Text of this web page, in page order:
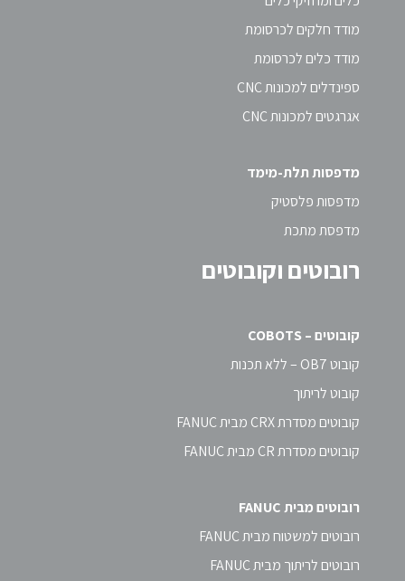
מודד חלקים לכרסומת
מודד כלים לכרסומת
ספינדלים למכונות CNC
אגרגטים למכונות CNC
מדפסות תלת-מימד
מדפסות פלסטיק
מדפסת מתכת
רובוטים וקובוטים
קובוטים – COBOTS
קובוט OB7 – ללא תכנות
קובוט לריתוך
קובוטים מסדרת CRX מבית FANUC
קובוטים מסדרת CR מבית FANUC
רובוטים מבית FANUC
רובוטים למשטוח מבית FANUC
רובוטים לריתוך מבית FANUC